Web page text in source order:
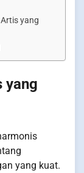
yang
yang
yang kuat.